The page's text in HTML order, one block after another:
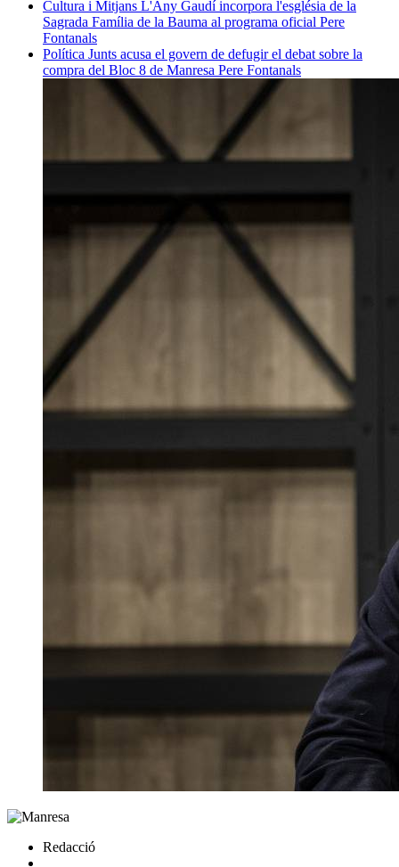
Cultura i Mitjans L'Any Gaudí incorpora l'església de la
Sagrada Família de la Bauma al programa oficial Pere
Fontanals
Política Junts acusa el govern de defugir el debat sobre la
compra del Bloc 8 de Manresa Pere Fontanals
Redacció